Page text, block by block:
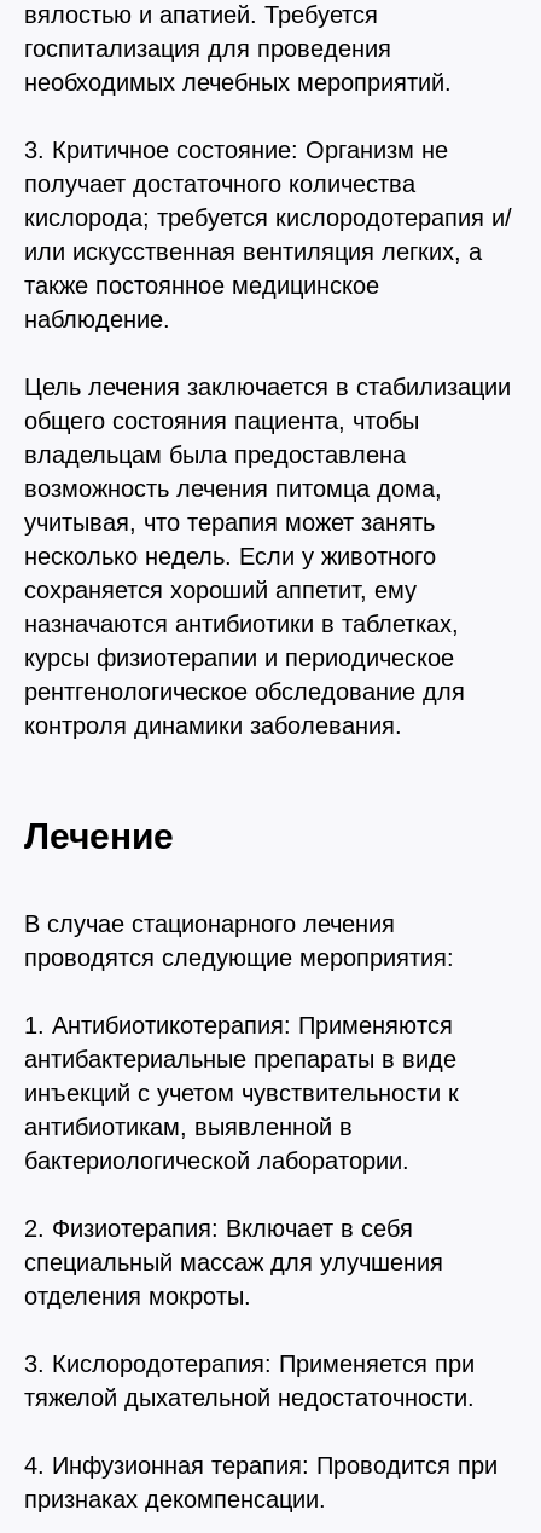
вялостью и апатией. Требуется
госпитализация для проведения
необходимых лечебных мероприятий.
3. Критичное состояние: Организм не
получает достаточного количества
кислорода; требуется кислородотерапия и/
или искусственная вентиляция легких, а
также постоянное медицинское
наблюдение.
Цель лечения заключается в стабилизации
общего состояния пациента, чтобы
владельцам была предоставлена
возможность лечения питомца дома,
учитывая, что терапия может занять
несколько недель. Если у животного
сохраняется хороший аппетит, ему
назначаются антибиотики в таблетках,
курсы физиотерапии и периодическое
рентгенологическое обследование для
контроля динамики заболевания.
Лечение
В случае стационарного лечения
проводятся следующие мероприятия:
1. Антибиотикотерапия: Применяются
антибактериальные препараты в виде
инъекций с учетом чувствительности к
антибиотикам, выявленной в
бактериологической лаборатории.
2. Физиотерапия: Включает в себя
специальный массаж для улучшения
отделения мокроты.
3. Кислородотерапия: Применяется при
тяжелой дыхательной недостаточности.
4. Инфузионная терапия: Проводится при
признаках декомпенсации.
4.9 4.8